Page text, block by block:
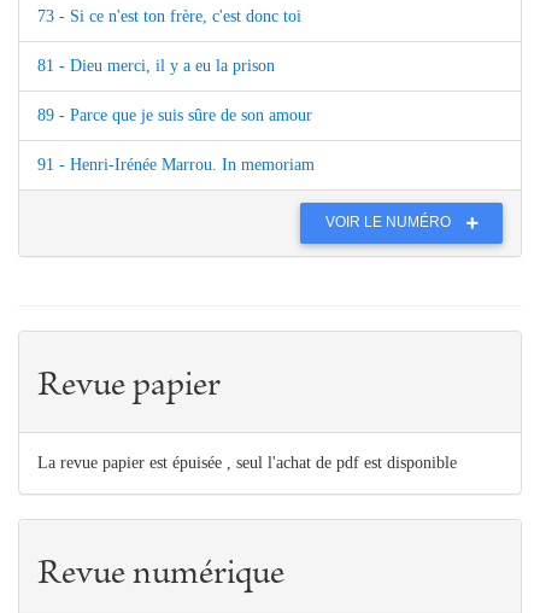
73 - Si ce n'est ton frère, c'est donc toi
81 - Dieu merci, il y a eu la prison
89 - Parce que je suis sûre de son amour
91 - Henri-Irénée Marrou. In memoriam
VOIR LE NUMÉRO
Revue papier
La revue papier est épuisée , seul l'achat de pdf est disponible
Revue numérique